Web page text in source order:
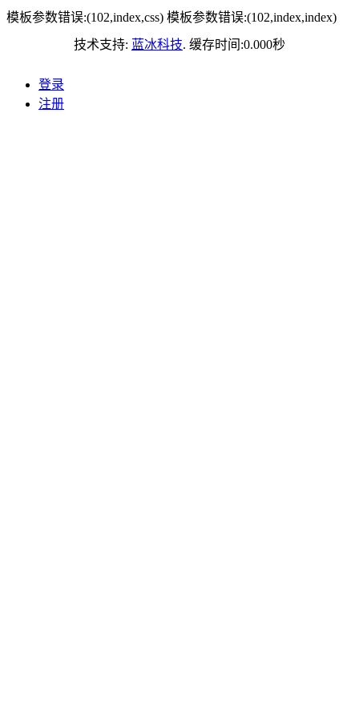
模板参数错误:(102,index,css) 模板参数错误:(102,index,index)
技术支持: 蓝冰科技. 缓存时间:0.000秒
登录
注册